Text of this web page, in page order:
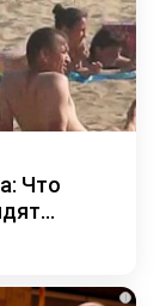
Что
i